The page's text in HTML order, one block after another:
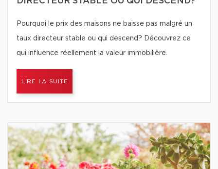
Pourquoi le prix des maisons ne baisse pas malgré un
taux directeur stable ou qui descend? Découvrez ce
qui influence réellement la valeur immobilière.
LIRE LA SUITE